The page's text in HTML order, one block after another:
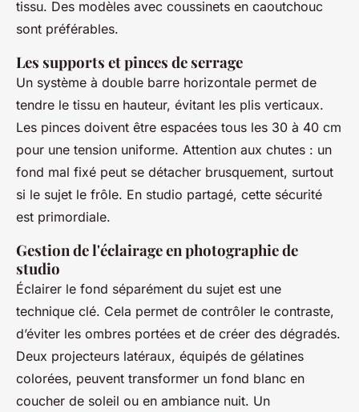
tissu. Des modèles avec coussinets en caoutchouc
sont préférables.
Les supports et pinces de serrage
Un système à double barre horizontale permet de
tendre le tissu en hauteur, évitant les plis verticaux.
Les pinces doivent être espacées tous les 30 à 40 cm
pour une tension uniforme. Attention aux chutes : un
fond mal fixé peut se détacher brusquement, surtout
si le sujet le frôle. En studio partagé, cette sécurité
est primordiale.
Gestion de l'éclairage en photographie de
studio
Éclairer le fond séparément du sujet est une
technique clé. Cela permet de contrôler le contraste,
d’éviter les ombres portées et de créer des dégradés.
Deux projecteurs latéraux, équipés de gélatines
colorées, peuvent transformer un fond blanc en
coucher de soleil ou en ambiance nuit. Un